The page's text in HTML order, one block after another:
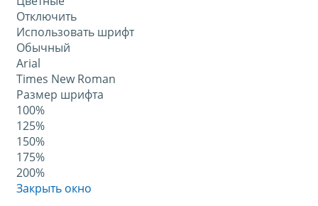
Отключить
Использовать шрифт
Обычный
Arial
Times New Roman
Размер шрифта
100%
125%
150%
175%
200%
Закрыть окно